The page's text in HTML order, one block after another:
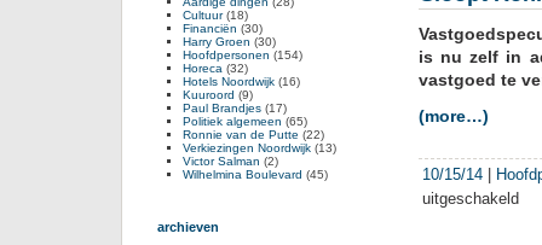
is nu zelf in
vastgoed te
(more…)
10/15/14
uitgeschakeld
Cultuur(18)
Financiën (30)
Harry Groen (30)
Hoofdpersonen (154)
Horeca (32)
Hotels Noordwijk (16)
Kuuroord (9)
Paul Brandjes (17)
Politiek algemeen (65)
Ronnie van de Putte (22)
Verkiezingen Noordwijk (13)
Victor Salman (2)
Wilhelmina Boulevard (45)
archieven